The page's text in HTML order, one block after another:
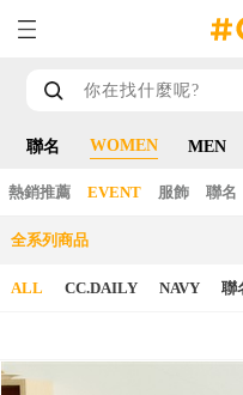
聯名 WOMEN MEN
熱銷推薦 EVENT 服飾 聯名
全系列商品
ALL CC.DAILY NAVY 聯